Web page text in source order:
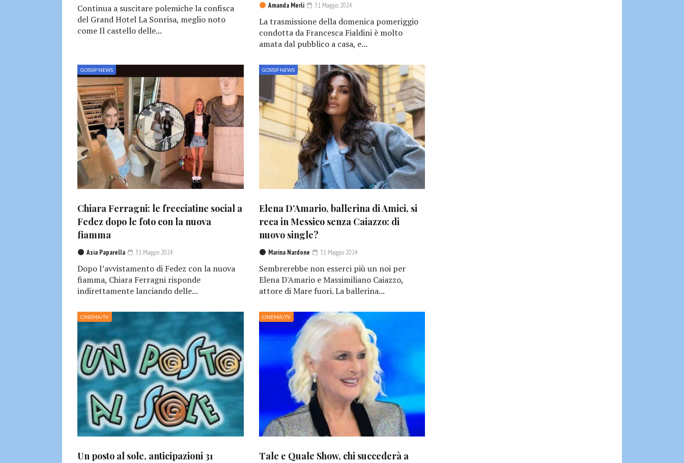
Continua a suscitare polemiche la confisca
del Grand Hotel La Sonrisa, meglio noto
come Il castello delle...
Amanda Merli 31 Maggio 2024
La trasmissione della domenica pomeriggio
condotta da Francesca Fialdini è molto
amata dal pubblico a casa, e...
GOSSIP NEWS
Chiara Ferragni: le frecciatine social a
Fedez dopo le foto con la nuova
fiamma
Asia Paparella 31 Maggio 2024
Dopo l’avvistamento di Fedez con la nuova
fiamma, Chiara Ferragni risponde
indirettamente lanciando delle...
GOSSIP NEWS
Elena D’Amario, ballerina di Amici, si
reca in Messico senza Caiazzo: di
nuovo single?
Marina Nardone 31 Maggio 2024
Sembrerebbe non esserci più un noi per
Elena D'Amario e Massimiliano Caiazzo,
attore di Mare fuori. La ballerina...
CINEMA/TV
Un posto al sole, anticipazioni 31
CINEMA/TV
Tale e Quale Show, chi succederà a